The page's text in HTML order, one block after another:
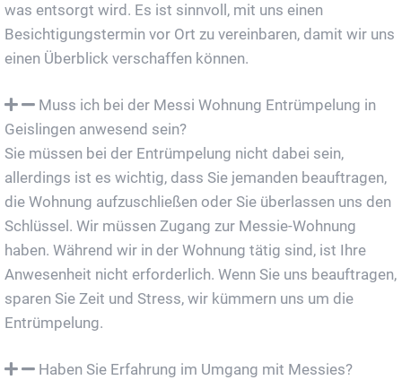
was entsorgt wird. Es ist sinnvoll, mit uns einen
Besichtigungstermin vor Ort zu vereinbaren, damit wir uns
einen Überblick verschaffen können.
Muss ich bei der Messi Wohnung Entrümpelung in
Geislingen anwesend sein?
Sie müssen bei der Entrümpelung nicht dabei sein,
allerdings ist es wichtig, dass Sie jemanden beauftragen,
die Wohnung aufzuschließen oder Sie überlassen uns den
Schlüssel. Wir müssen Zugang zur Messie-Wohnung
haben. Während wir in der Wohnung tätig sind, ist Ihre
Anwesenheit nicht erforderlich. Wenn Sie uns beauftragen,
sparen Sie Zeit und Stress, wir kümmern uns um die
Entrümpelung.
Haben Sie Erfahrung im Umgang mit Messies?